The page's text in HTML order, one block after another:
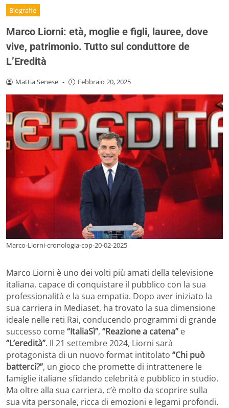
Biografie
Marco Liorni: età, moglie e figli, lauree, dove
vive, patrimonio. Tutto sul conduttore de
L’Eredità
Mattia Senese - Febbraio 20, 2025
Marco-Liorni-cronologia-cop-20-02-2025
Marco Liorni è uno dei volti più amati della televisione
italiana, capace di conquistare il pubblico con la sua
professionalità e la sua empatia. Dopo aver iniziato la
sua carriera in Mediaset, ha trovato la sua dimensione
ideale nelle reti Rai, conducendo programmi di grande
successo come“ItaliaSì”, “Reazione a catena” e
“L’eredità”. Il 21 settembre 2024, Liorni sarà
protagonista di un nuovo format intitolato “Chi può
batterci?”, un gioco che promette di intrattenere le
famiglie italiane sfidando celebrità e pubblico in studio.
Ma oltre alla sua carriera, c’è molto da scoprire sulla
sua vita personale, ricca di emozioni e legami profondi.